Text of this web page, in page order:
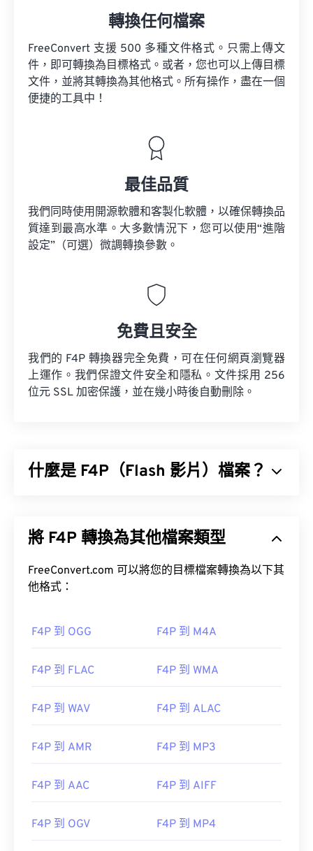
轉換任何檔案
FreeConvert 支援 500 多種文件格式。只需上傳文
件，即可轉換為目標格式。或者，您也可以上傳目標
文件，並將其轉換為其他格式。所有操作，盡在一個
便捷的工具中！
最佳品質
我們同時使用開源軟體和客製化軟體，以確保轉換品
質達到最高水準。大多數情況下，您可以使用“進階
設定”（可選）微調轉換參數。
免費且安全
我們的 F4P 轉換器完全免費，可在任何網頁瀏覽器
上運作。我們保證文件安全和隱私。文件採用 256
位元 SSL 加密保護，並在幾小時後自動刪除。
什麼是 F4P（Flash 影片）檔案？
過互聯網以串流媒體形式傳輸音訊和視訊。除了一個
他文件均受數位版權管理 (DRM)保護。
如何開啟F4P檔案？
Player開啟。在Microsoft Windows作業系統上，
將 F4P 轉換為其他檔案類型
FreeConvert.com 可以將您的目標檔案轉換為以下其
他格式：
F4P 到 OGG F4P 到 M4A
F4P 到 FLAC F4P 到 WMA
F4P 到 WAV F4P 到 ALAC
F4P 到 AMR F4P 到 MP3
F4P 到 AAC F4P 到 AIFF
F4P 到 OGV F4P 到 MP4